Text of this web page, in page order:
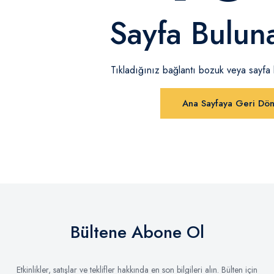
Sayfa
Tıkladığınız bağlantı bozuk veya sayfa
Ana Sayfaya Geri Dön
Bültene Abone Ol
Etkinlikler, satışlar ve teklifler hakkında en son bilgileri alın. Bülten için